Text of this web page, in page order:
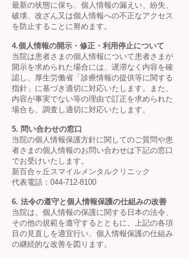
最新の状態に保ち、個人情報の漏えい、紛失、
破壊、改ざん又は個人情報への不正なアクセス
を防止することに努めます。
4.個人情報の開示・修正・利用停止について
当院は患者さまの個人情報について患者さまが
開示を求められた場合には、遅滞なく内容を確
認し、厚生労働省「診療情報の提供等に関する
指針」に基づき適切に対応いたします。また、
内容が事実でない等の理由で訂正を求められた
場合も、調査し適切に対応いたします。
5. 問い合わせの窓口
当院の個人情報保護方針に関してのご質問や患
者さまの個人情報のお問い合わせは下記の窓口
でお受けいたします。
新百合ヶ丘スマイルメンタルクリニック
代表電話：044-712-8100
6. 法令の遵守と個人情報保護の仕組みの改善
当院は、個人情報の保護に関する日本の法令、
その他の規範を遵守するとともに、上記の各項
目の見直しを適宜行い、個人情報保護の仕組み
の継続的な改善を図ります。